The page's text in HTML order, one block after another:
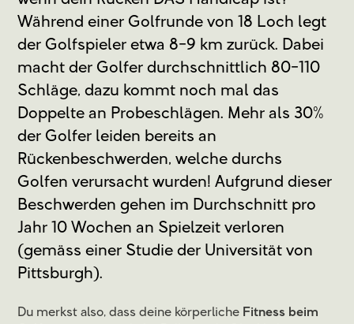
Während einer Golfrunde von 18 Loch legt
der Golfspieler etwa 8-9 km zurück. Dabei
macht der Golfer durchschnittlich 80-110
Schläge, dazu kommt noch mal das
Doppelte an Probeschlägen. Mehr als 30%
der Golfer leiden bereits an
Rückenbeschwerden, welche durchs
Golfen verursacht wurden! Aufgrund dieser
Beschwerden gehen im Durchschnitt pro
Jahr 10 Wochen an Spielzeit verloren
(gemäss einer Studie der Universität von
Pittsburgh).
Du merkst also, dass deine körperliche Fitness beim